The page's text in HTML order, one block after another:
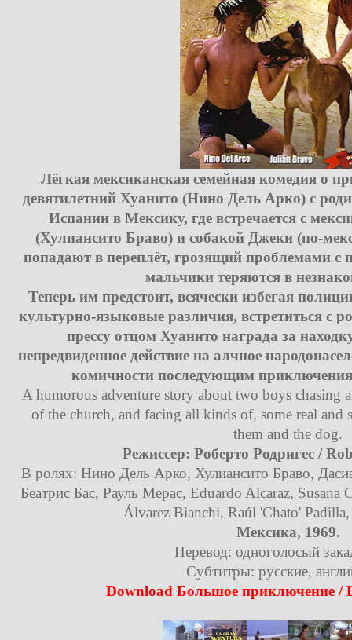
Лёгкая мексиканская семейная комедия о
девятилетний Хуанито (Нино Дель Арко) с
Испании в Мексику, где встречается с
(Хулиансито Браво) и собакой Джеки (по-
попадают в переплёт, грозящий проблемами с
мальчики теряются в
Теперь им предстоит, всячески избегая
культурно-языковые различия, встретиться с
прессу отцом Хуанито награда за
непредвиденное действие на алчное
комичности последующим
A humorous adventure story about two boys chasing
of the church, and facing all kinds of, some real
them and the dog.
Режиссер: Роберто Родригес /
В ролях: Нино Дель Арко, Хулиансито Браво,
Беатрис Бас, Рауль Мерас, Eduardo Alcaraz,
Álvarez Bianchi, Raúl 'Chato'
Мексика, 1969.
Перевод: одноголосый
Субтитры: русские,
Download Большое приключение /